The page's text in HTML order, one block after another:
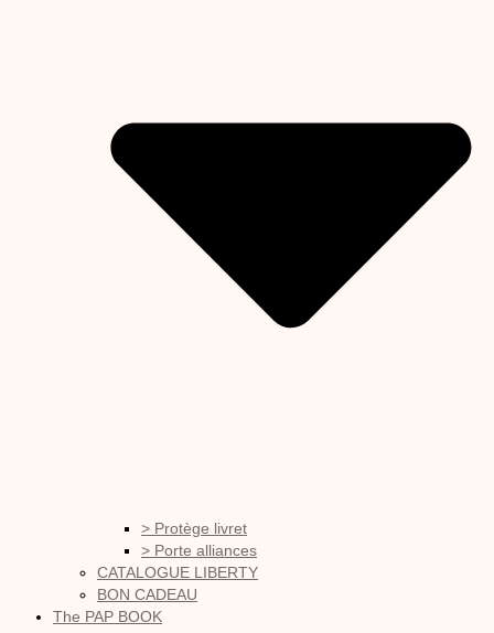
> Protège livret
> Porte alliances
CATALOGUE LIBERTY
BON CADEAU
The PAP BOOK